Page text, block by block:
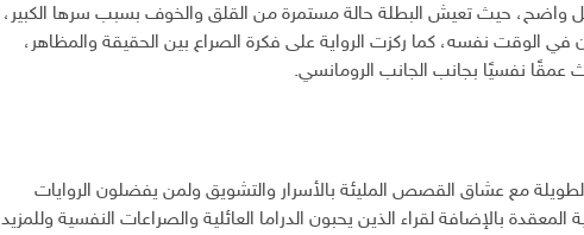
واضح، حيث تعيش البطلة حالة مستمرة من القلق والخوف بسبب سرها الكبير،
الوقت نفسه، كما ركزت الرواية على فكرة الصراع بين الحقيقة والمظاهر،
عمقًا نفسيًا بجانب الجانب الرومانسي.
مع عشاق القصص المليئة بالأسرار والتشويق ولمن يفضلون الروايات
بالإضافة لقراء الذين يحبون الدراما العائلية والصراعات النفسية وللمزيد